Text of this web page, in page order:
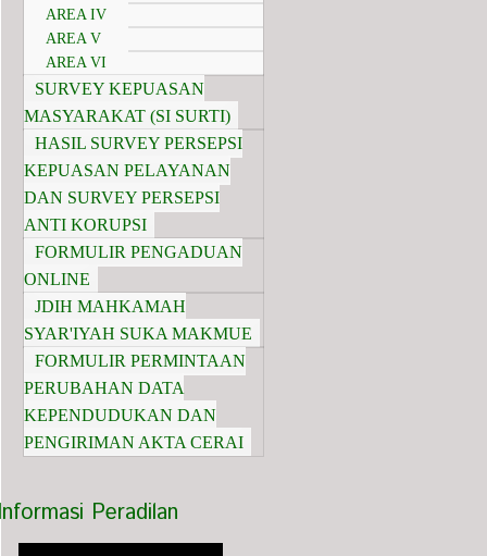
AREA IV
AREA V
AREA VI
SURVEY KEPUASAN
MASYARAKAT (SI SURTI)
HASIL SURVEY PERSEPSI
KEPUASAN PELAYANAN
DAN SURVEY PERSEPSI
ANTI KORUPSI
FORMULIR PENGADUAN
ONLINE
JDIH MAHKAMAH
SYAR'IYAH SUKA MAKMUE
FORMULIR PERMINTAAN
PERUBAHAN DATA
KEPENDUDUKAN DAN
PENGIRIMAN AKTA CERAI
Peradilan